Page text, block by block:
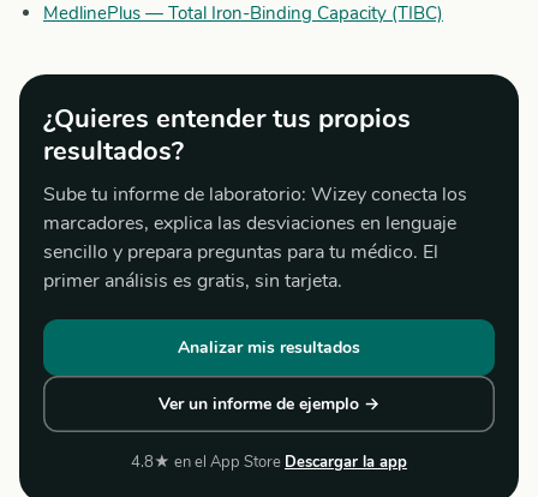
MedlinePlus — Total Iron-Binding Capacity (TIBC)
¿Quieres entender tus propios
resultados?
Sube tu informe de laboratorio: Wizey conecta los
marcadores, explica las desviaciones en lenguaje
sencillo y prepara preguntas para tu médico. El
primer análisis es gratis, sin tarjeta.
Analizar mis resultados
Ver un informe de ejemplo →
4.8★ en el App Store Descargar la app